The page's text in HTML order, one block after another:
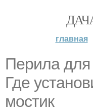
главная
Перила для
Где
мостик